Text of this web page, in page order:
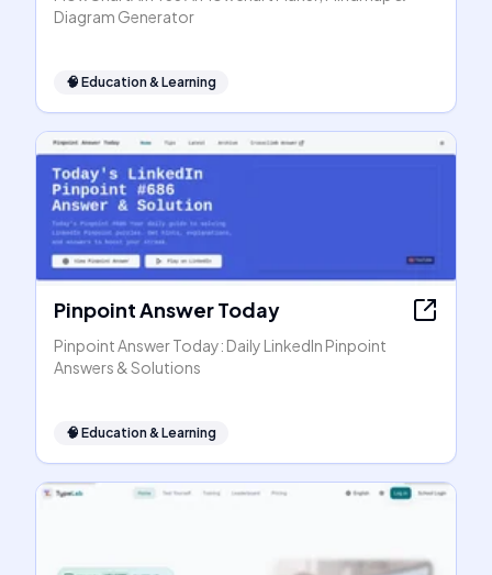
Diagram Generator
🧠 Education & Learning
Pinpoint Answer Today
Pinpoint Answer Today: Daily LinkedIn Pinpoint
Answers & Solutions
🧠 Education & Learning